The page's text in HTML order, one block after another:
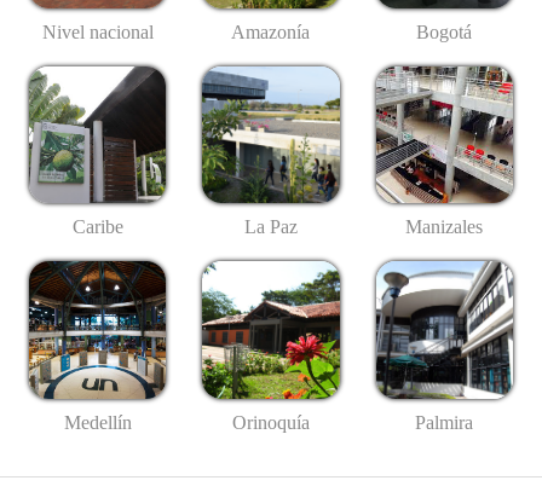
Nivel nacional Amazonía Bogotá
Caribe La Paz Manizales
Medellín Orinoquía Palmira